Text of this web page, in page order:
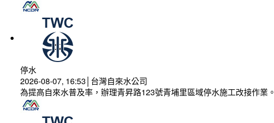
停水
2026-08-07, 16:53│台灣自來水公司
為提高自來水普及率，辦理青昇路123號青埔里區域停水施工改接作業。